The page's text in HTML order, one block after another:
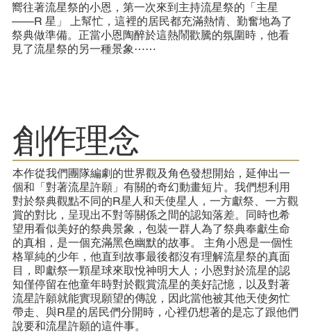
嚮往著流星祭的小恩，第一次來到主持流星祭的「主星
——R 星」 上幫忙，這裡的居民都充滿熱情、勤奮地為了
祭典做準備。正當小恩陶醉於這熱鬧歡騰的氛圍時，他看
見了流星祭的另一種景象⋯⋯
​創作理念
本作從我們團隊編劇的世界觀及角色發想開始，延伸出一
個和「對著流星許願」有關的奇幻動畫短片。我們想利用
對於祭典觀點不同的R星人和天使星人，一方獻祭、一方觀
賞的對比，呈現出不對等關係之間的認知落差。同時也希
望用看似美好的祭典景象，包裝一群人為了祭典奉獻生命
的真相，是一個充滿黑色幽默的故事。 主角小恩是一個性
格單純的少年，他直到故事最後都沒有理解流星祭的真面
目，即獻祭一顆星球來取悅神明大人；小恩對於流星的認
知僅停留在他童年時對於觀賞流星的美好記憶，以及對著
流星許願就能實現願望的傳說，因此當他被其他天使匆忙
帶走、與R星的居民們分開時，心裡仍想著的是忘了跟他們
說要和流星許願的這件事。